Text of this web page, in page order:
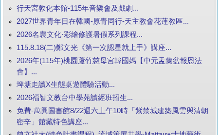
行天宮敦化本館-115年音樂會及戲劇...
2027世界青年日在韓國-原青同行-天主教會花蓮教區...
2026名襄文化·彩繪修護暑假系列課程...
115.8.18(二)鄭文光《第一次認星就上手》講座...
2026年(115年)桃園蘆竹慈母宮韓國媽【中元盂蘭盆報恩法
會】...
埤塘走讀X生態桌遊體驗活動...
2026福智文教台中學苑讀經班招生...
免費-萬興圖書館8/22週六上午10時「紫禁城建築風雲與清朝
密辛」館藏特色講座...